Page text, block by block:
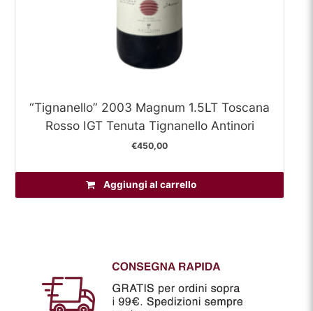
“Tignanello” 2003 Magnum 1.5LT Toscana
Rosso IGT Tenuta Tignanello Antinori
€450,00
Aggiungi al carrello